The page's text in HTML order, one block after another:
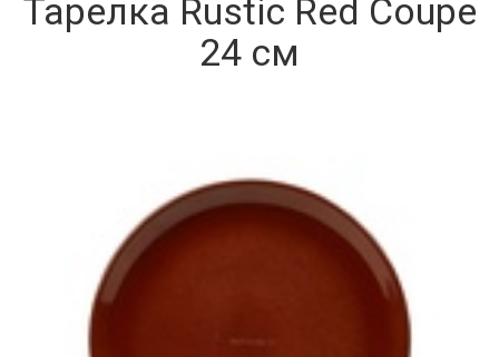
Тарелка Rustic Red Coupe
24 см